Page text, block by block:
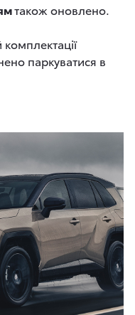
також оновлено.
комплектації
паркуватися в